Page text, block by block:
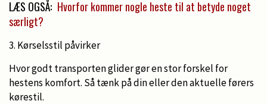
LÆS OGSÅ: Hvorfor kommer nogle heste til at betyde noget
særligt?
3. Kørselsstil påvirker
Hvor godt transporten glider gør en stor forskel for
hestens komfort. Så tænk på din eller den aktuelle førers
kørestil.